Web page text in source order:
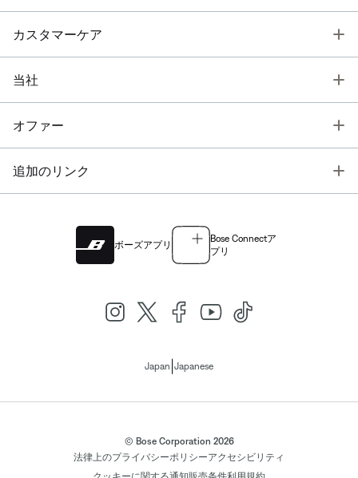
カスタマーケア
当社
オファー
追加のリンク
ボーズアプリ
Bose Connectア
プリ
Japan Japanese
© Bose Corporation 2026
法律上のプライバシーポリシーアクセシビリティ